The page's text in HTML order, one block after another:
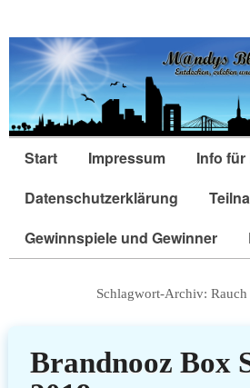
Start Impressum
Info für
Datenschutzerklärung
Gewinnspiele und Gewinner
Schlagwort-Archiv:
Brandnooz Box